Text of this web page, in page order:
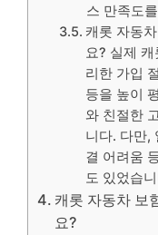
스 만족도
캐롯 자동
요? 실제
리한 가입
등을 높이
와 친절한
니다. 다만,
결 어려움
도 있었습
캐롯 자동차 보
요?